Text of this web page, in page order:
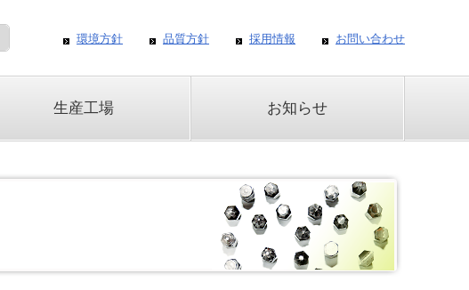
環境方針 品質方針 採用情報 お問い合わせ
生産工場 お知らせ